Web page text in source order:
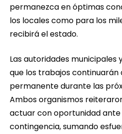
permanezca en óptimas
los locales como para los
recibirá el estado.
Las autoridades municipales
que los trabajos continuarán
permanente durante las
Ambos organismos
actuar con oportunidad ante
contingencia, sumando